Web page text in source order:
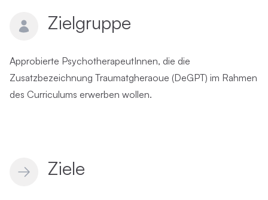
Zielgruppe
Approbierte PsychotherapeutInnen, die die
Zusatzbezeichnung Traumatgheraoue (DeGPT) im Rahmen
des Curriculums erwerben wollen.
Ziele